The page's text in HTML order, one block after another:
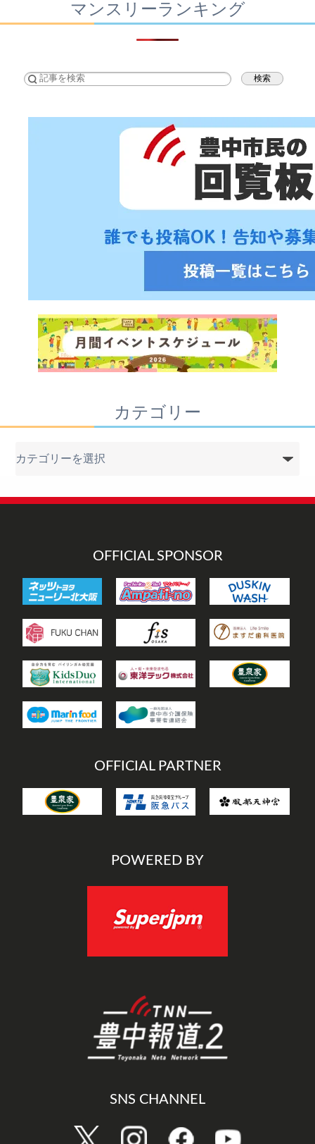
マンスリーランキング
検索
カテゴリー
リ
OFFICIAL SPONSOR
OFFICIAL PARTNER
POWERED BY
SNS CHANNEL